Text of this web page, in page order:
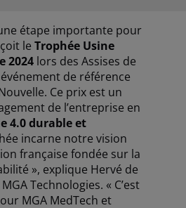
étape importante pour
leTrophée Usine
2024 lors des Assises de
de référence
Ce prix est un
de l’entreprise en
4.0 durable et
incarne notre vision
française fondée sur la
», explique Hervé de
Technologies. « C’est
MGA MedTech et